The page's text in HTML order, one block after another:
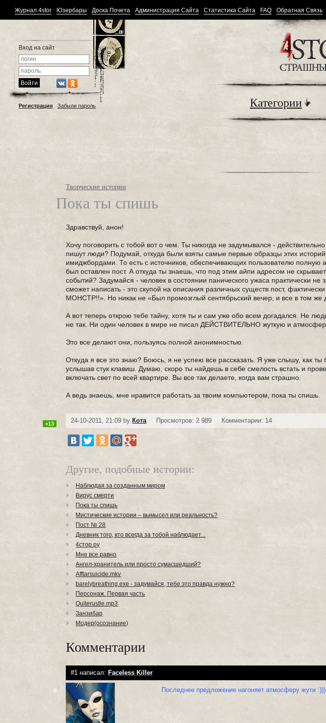
Журнал 4stor Юзербары Доска Почета Администрация Сайта Статистика Сайта FAQ Обратная Связь
Вход на сайт
Регистрация Забыли пароль Категории
Творческие истории
Пока ты спишь
Здравствуй, анон!
Хочу поговорить с тобой вот о чем. Ты никогда не задумывался -
пишут люди? Подумай, откуда были взяты самые первые образцы этих
имиджбордами. То есть с источников, обеспечивающих пользователю полную
был оставлен пост. А откуда ты знаешь, что под этим айпи адресом не
событий? Задумайся - человек в состоянии панического ужаса практически
сможет написать - это скупой на описания различных существ пост,
МОНСТР!!». Но никак не «Был промозглый сентябрьский вечер, и все в том же
А вот теперь открою тебе тайну, хотя ты и сам уже обо всем догадался. Не
не так. Ни один человек в мире не писал ДЕЙСТВИТЕЛЬНО жуткую и
Это все делают они, пользуясь полной анонимностью.
Откуда я все это знаю? Боюсь, я не успею все рассказать. Я уже слышу, как ты
услышав стук клавиш. Думаю, скоро ты найдешь в себе смелость встать и
включать свет по всей квартире. Вы все так делаете, когда вам страшно.
А ведь знаешь, мне нравится работать за твоим компьютером, пока ты спишь.
24-10-2011, 21:09 by Кота Просмотров: 2 989 Комментарии: 14
+13
Другие, подобные истории:
Наблюдая за созданным миром
Вирус смерти
Пока ты спишь
Мистические истории – вымысел или реальность?
Пост № 28
Дневник того, кто всегда за тобой наблюдает...
4стор.ру
Мне все равно
Ангел-хранитель или просто сумасшедший?
Afftarsuicide.mkv
barelybreathing.exe - задумайся, тебе это правда нужно?
Персонаж. Первая часть
Quiterustle.mp3
Занзибар
Модер(осознание)
Комментарии
#1 написал: Faceless Killer
0 Последнее предложение нагоняет атмосферу жути